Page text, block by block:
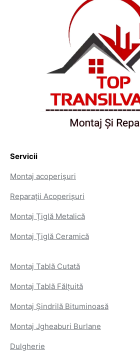
Servicii
Montaj acoperișuri
Reparații Acoperișuri
Montaj Țiglă Metalică
Montaj Țiglă Ceramică
Montaj Tablă Cutată
Montaj Tablă Fălțuită
Montaj Șindrilă Bituminoasă
Montaj Jgheaburi Burlane
Dulgherie